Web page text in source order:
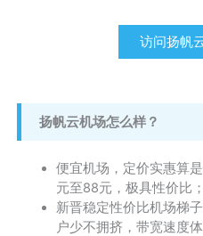
访问扬帆
扬帆云机场怎么样？
便宜机场，定价实惠算
元至88元，极具性价比；
新晋稳定性价比机场梯
户少不拥挤，带宽速度体